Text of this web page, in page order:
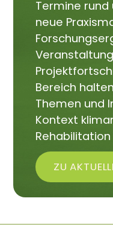
Termine rund
neue
Bereich
Themen und
Kontext
ZU